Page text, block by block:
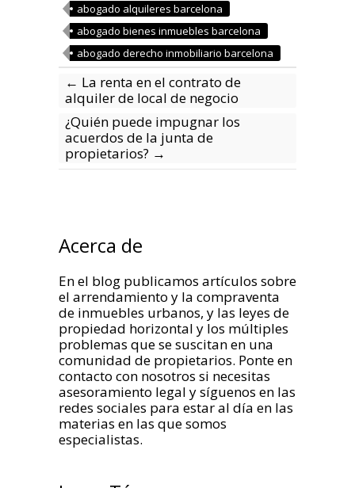
abogado alquileres barcelona
abogado bienes inmuebles barcelona
abogado derecho inmobiliario barcelona
← La renta en el contrato de
alquiler de local de negocio
¿Quién puede impugnar los
acuerdos de la junta de
propietarios? →
Acerca de
En el blog publicamos artículos sobre
el arrendamiento y la compraventa
de inmuebles urbanos, y las leyes de
propiedad horizontal y los múltiples
problemas que se suscitan en una
comunidad de propietarios. Ponte en
contacto con nosotros si necesitas
asesoramiento legal y síguenos en las
redes sociales para estar al día en las
materias en las que somos
especialistas.